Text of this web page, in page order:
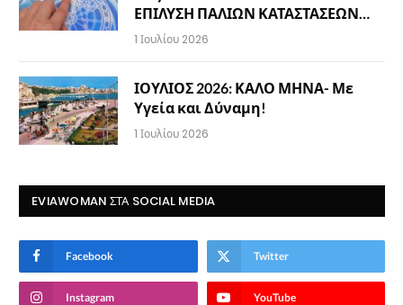
ΕΠΙΛΥΣΗ ΠΑΛΙΩΝ ΚΑΤΑΣΤΑΣΕΩΝ…
1 Ιουλίου 2026
ΙΟΥΛΙΟΣ 2026: ΚΑΛΟ ΜΗΝΑ- Με
Υγεία και Δύναμη!
1 Ιουλίου 2026
EVIAWOMAN ΣΤΑ SOCIAL MEDIA
Facebook Twitter
Instagram YouTube